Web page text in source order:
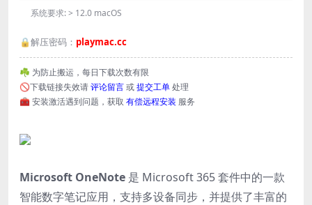
系统要求:> 12.0 macOS
🔒解压密码： playmac.cc
☘️ 为防止搬运，每日下载次数有限
🚫下载链接失效请评论留言或提交工单处理
🧰 安装激活遇到问题，获取 有偿远程安装 服务
Microsoft OneNote​ ​ 是 Microsoft 365 套件中的一款
智能数字笔记应用，支持多设备同步，并提供了丰富的